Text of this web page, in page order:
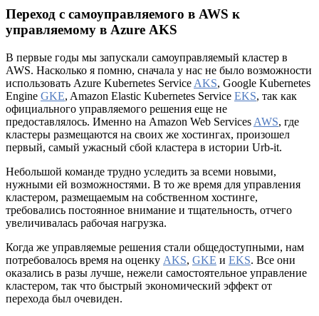
Переход с самоуправляемого в AWS к
управляемому в Azure AKS
В первые годы мы запускали самоуправляемый кластер в
AWS. Насколько я помню, сначала у нас не было возможности
использовать Azure Kubernetes Service AKS, Google Kubernetes
Engine GKE, Amazon Elastic Kubernetes Service EKS, так как
официального управляемого решения еще не
предоставлялось. Именно на Amazon Web Services AWS, где
кластеры размещаются на своих же хостингах, произошел
первый, самый ужасный сбой кластера в истории Urb-it.
Небольшой команде трудно уследить за всеми новыми,
нужными ей возможностями. В то же время для управления
кластером, размещаемым на собственном хостинге,
требовались постоянное внимание и тщательность, отчего
увеличивалась рабочая нагрузка.
Когда же управляемые решения стали общедоступными, нам
потребовалось время на оценку AKS, GKE и EKS. Все они
оказались в разы лучше, нежели самостоятельное управление
кластером, так что быстрый экономический эффект от
перехода был очевиден.